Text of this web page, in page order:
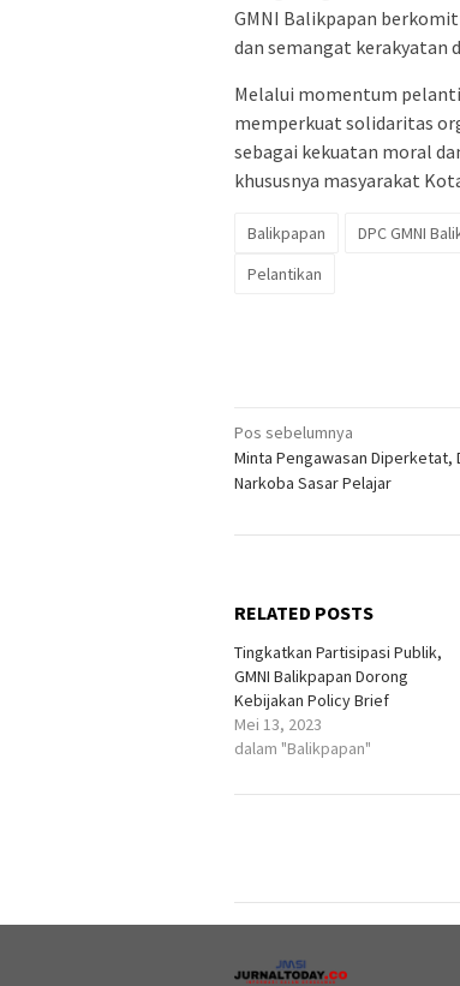
GMNI Balikpapan
dan semangat kerakyatan
Melalui momentum
memperkuat solidaritas
sebagai kekuatan moral
khususnya masyarakat
Balikpapan DPC GMNI
Pelantikan
Navigasi
pos
Pos sebelumnya
Minta Pengawasan Diperketat,
Narkoba Sasar Pelajar
RELATED POSTS
Tingkatkan Partisipasi Publik,
GMNI Balikpapan Dorong
Kebijakan Policy Brief
Mei 13, 2023
dalam "Balikpapan"